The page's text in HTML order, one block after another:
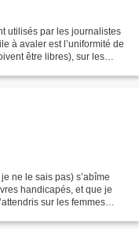
utilisés par les journalistes
à avaler est l’uniformité de
être libres), sur les
ne le sais pas) s’abîme
handicapés, et que je
sur les femmes